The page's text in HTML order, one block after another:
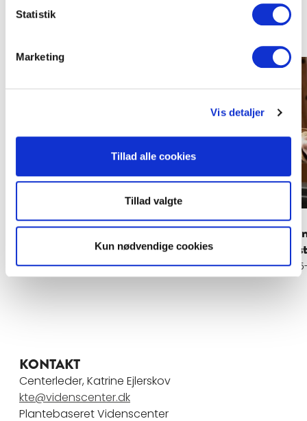
Statistik
Marketing
Vis detaljer
Tillad alle cookies
Tillad valgte
Kun nødvendige cookies
Læs mere om SustainLife - Bridging homes and
SustainLife - Bridging homes and
professional kitchens
2026-2028
Læs
KONTAKT
Centerleder, Katrine Ejlerskov
kte@videnscenter.dk
Plantebaseret Videnscenter